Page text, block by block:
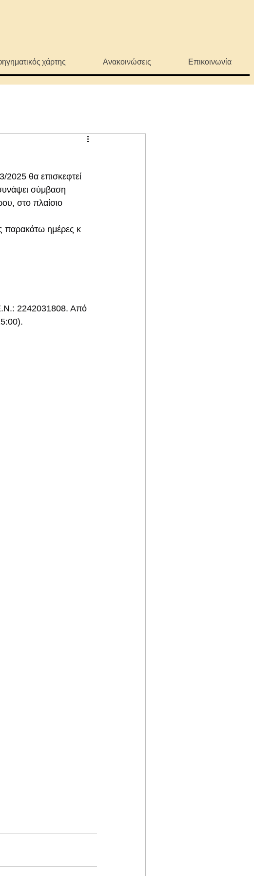
χάρτης Ανακοινώσεις Επικοινωνία
θα επισκεφτεί
σύμβαση
στο πλαίσιο
παρακάτω ημέρες κ
2242031808. Από